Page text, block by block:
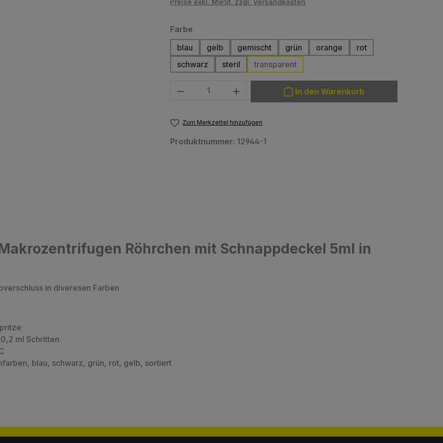
Preise exkl. MwSt. zzgl. Versandkosten
Farbe
blau
gelb gemischt grün orange
rot
schwarz
steril transparent
Produkt Anzahl: Gib den gewünschten Wert ein oder benutze die
In den Warenkorb
Zum Merkzettel hinzufügen
Produktnummer: 12944-1
Röhrchen mit Schnappdeckel 5ml in
in diveresen Farben
ml Schritten
blau, schwarz, grün, rot, gelb, sortiert